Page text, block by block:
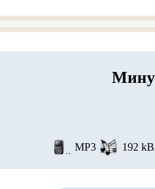
MP3 192